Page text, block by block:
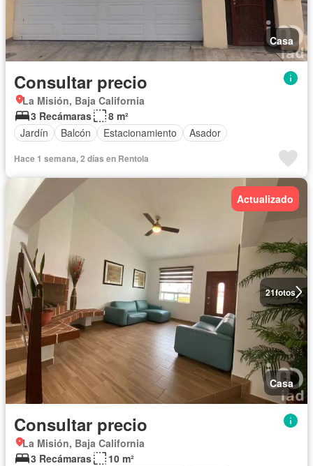
Casa
Consultar precio
La Misión, Baja California
3 Recámaras
8 m²
Jardín
Balcón Estacionamiento Asador
Hace 1 semana, 2 días en Rentola
21fotos
Actualizado
Casa
Consultar precio
La Misión, Baja California
3 Recámaras
10 m²